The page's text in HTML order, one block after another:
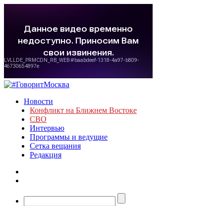
Новости
Конфликт на Ближнем Востоке
СВО
Интервью
Программы и ведущие
Сетка вещания
Редакция